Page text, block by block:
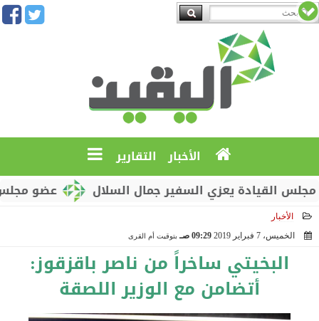
الأخبار التقارير
عضو مجلس
يعزي السفير جمال السلال
الأخبار
الخميس، 7 فبراير 2019
09:29 صـ بتوقيت أم القرى
البخيتي ساخراً من ناصر باقزقوز:
أتضامن مع الوزير اللصقة